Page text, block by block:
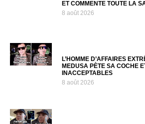
ET COMMENTE TOUTE LA
8 août 2026
L’HOMME D’AFFAIRES
MEDUSA PÈTE SA COCHE
INACCEPTABLES
8 août 2026